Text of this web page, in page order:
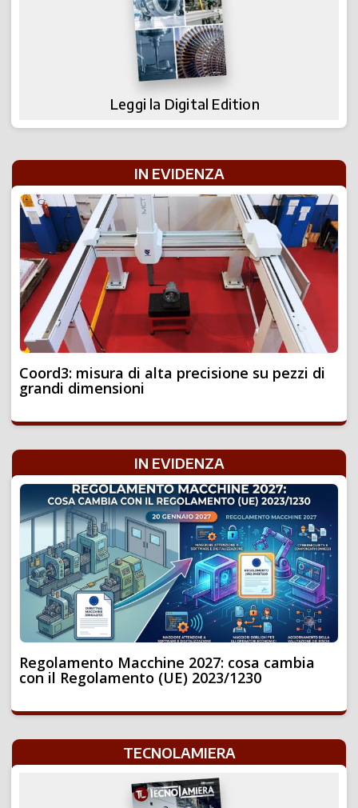
Leggi la Digital Edition
IN EVIDENZA
Coord3: misura di alta precisione su pezzi di
grandi dimensioni
IN EVIDENZA
Regolamento Macchine 2027: cosa cambia
con il Regolamento (UE) 2023/1230
TECNOLAMIERA